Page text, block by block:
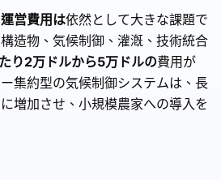
営費用は依然として大きな課題で
造物、気候制御、灌漑、技術統合
り2万ドルから5万ドルの費用が
集約型の気候制御システムは、長
増加させ、小規模農家への導入を